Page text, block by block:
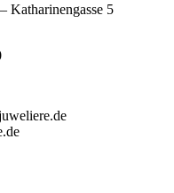
Katharinengasse 5